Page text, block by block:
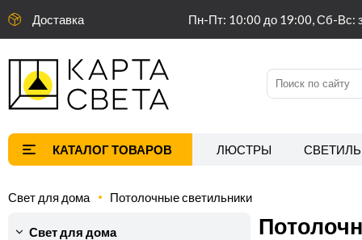
Доставка Пн-Пт: 10:00 до 19:00, Сб-Вс:
ЛЮСТРЫ
Свет для дома Потолочные светильники
Свет для дома